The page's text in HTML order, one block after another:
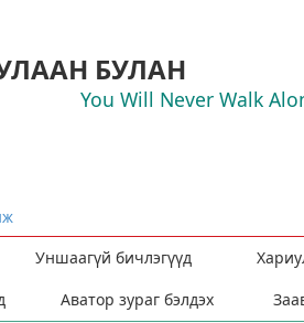
БУЛАН
You Will Never Walk
Уншаагүй бичлэгүүд
Аватор зураг бэлдэх